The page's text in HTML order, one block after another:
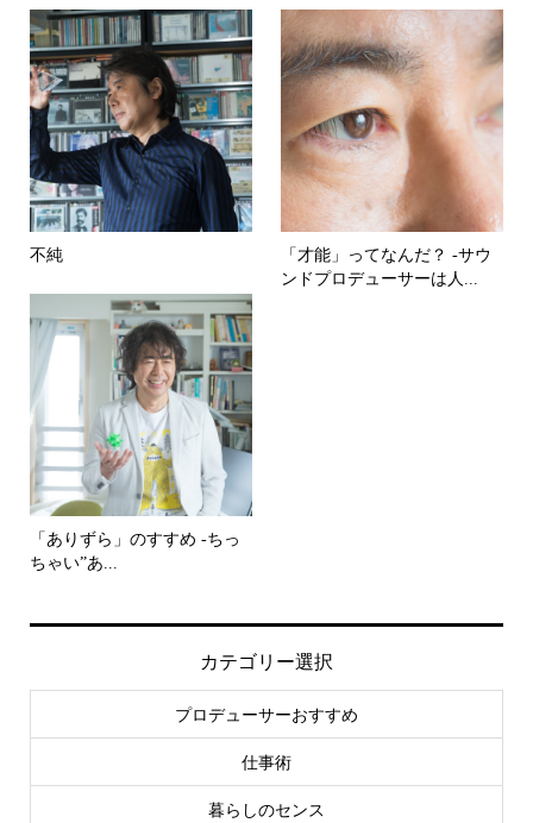
不純
「才能」ってなんだ？ -サウ
ンドプロデューサーは人...
「ありずら」のすすめ -ちっ
ちゃい”あ...
カテゴリー選択
プロデューサーおすすめ
仕事術
暮らしのセンス